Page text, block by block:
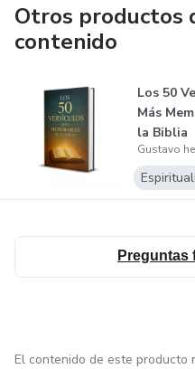
Otros productos
contenido
Los 50
Más
la Biblia
Preguntas
El contenido de este producto